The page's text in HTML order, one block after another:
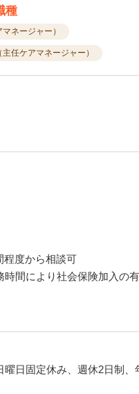
種
ネージャー）
任ケアマネージャー）
程度から相談可
間により社会保険加入の
曜日固定休み、週休2日制、